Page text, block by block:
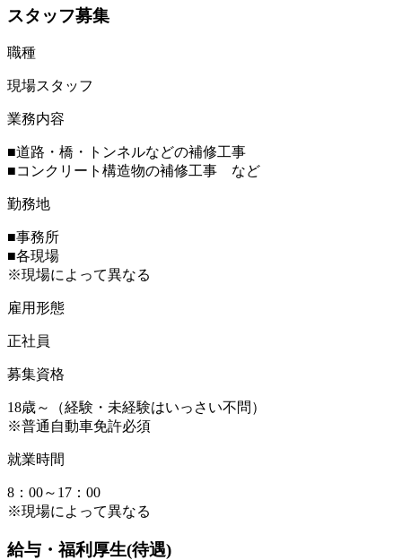
スタッフ募集
職種
現場スタッフ
業務内容
■道路・橋・トンネルなどの補修工事
■コンクリート構造物の補修工事 など
勤務地
■事務所
■各現場
※現場によって異なる
雇用形態
正社員
募集資格
18歳～（経験・未経験はいっさい不問）
※普通自動車免許必須
就業時間
8：00～17：00
※現場によって異なる
給与・福利厚生(待遇)